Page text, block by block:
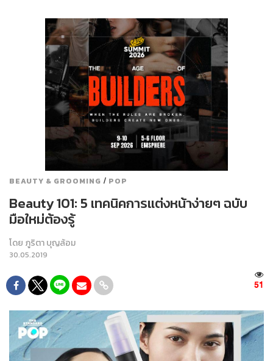
BEAUTY & GROOMING / POP
Beauty 101: 5 เทคนิคการแต่งหน้าง่ายๆ ฉบับ
มือใหม่ต้องรู้
โดย ภูริตา บุญล้อม
30.05.2019
51